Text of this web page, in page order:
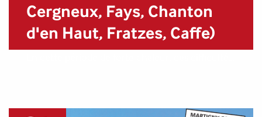
Cergneux, Fays, Chanton
d'en Haut, Fratzes, Caffe)